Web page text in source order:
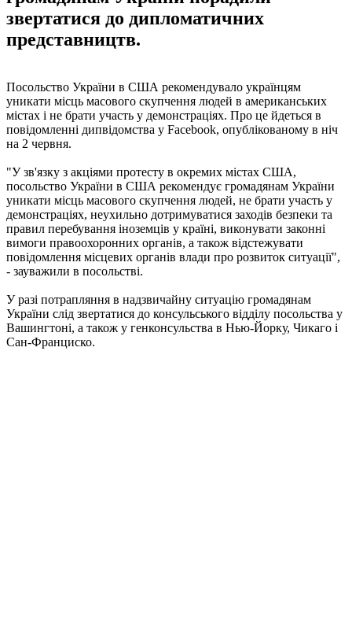
звертатися до дипломатичних
представництв.
Посольство України в США рекомендувало українцям
уникати місць масового скупчення людей в американських
містах і не брати участь у демонстраціях. Про це йдеться в
повідомленні дипвідомства у Facebook, опублікованому в ніч
на 2 червня.
"У зв'язку з акціями протесту в окремих містах США,
посольство України в США рекомендує громадянам України
уникати місць масового скупчення людей, не брати участь у
демонстраціях, неухильно дотримуватися заходів безпеки та
правил перебування іноземців у країні, виконувати законні
вимоги правоохоронних органів, а також відстежувати
повідомлення місцевих органів влади про розвиток ситуації",
- зауважили в посольстві.
У разі потрапляння в надзвичайну ситуацію громадянам
України слід звертатися до консульського відділу посольства у
Вашингтоні, а також у генконсульства в Нью-Йорку, Чикаго і
Сан-Франциско.